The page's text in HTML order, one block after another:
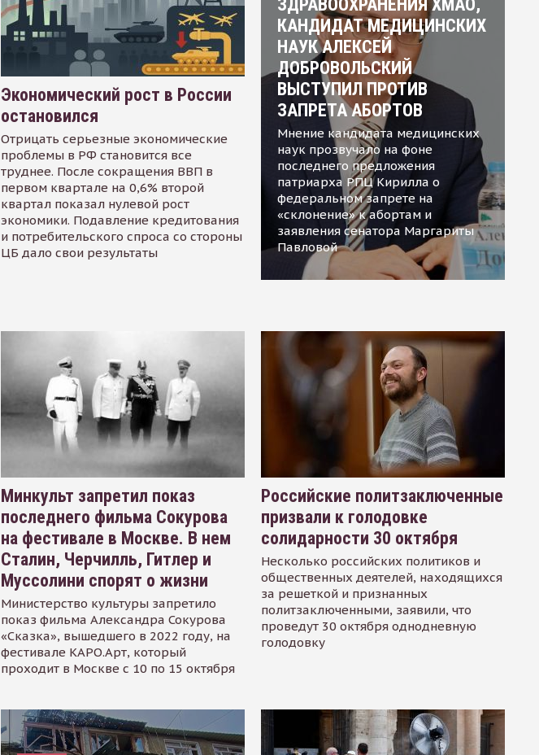
Экономический рост в России
остановился
Отрицать серьезные экономические
проблемы в РФ становится все
труднее. После сокращения ВВП в
первом квартале на 0,6% второй
квартал показал нулевой рост
экономики. Подавление кредитования
и потребительского спроса со стороны
ЦБ дало свои результаты
ЗДРАВООХРАНЕНИЯ ХМАО,
КАНДИДАТ МЕДИЦИНСКИХ
НАУК АЛЕКСЕЙ
ДОБРОВОЛЬСКИЙ
ВЫСТУПИЛ ПРОТИВ
ЗАПРЕТА АБОРТОВ
Мнение кандидата медицинских
наук прозвучало на фоне
последнего предложения
патриарха РПЦ Кирилла о
федеральном запрете на
«склонение» к абортам и
заявления сенатора Маргариты
Павловой
Минкульт запретил показ
последнего фильма Сокурова
на фестивале в Москве. В нем
Сталин, Черчилль, Гитлер и
Муссолини спорят о жизни
Министерство культуры запретило
показ фильма Александра Сокурова
«Сказка», вышедшего в 2022 году, на
фестивале КАРО.Арт, который
проходит в Москве с 10 по 15 октября
Российские политзаключенные
призвали к голодовке
солидарности 30 октября
Несколько российских политиков и
общественных деятелей, находящихся
за решеткой и признанных
политзаключенными, заявили, что
проведут 30 октября однодневную
голодовку